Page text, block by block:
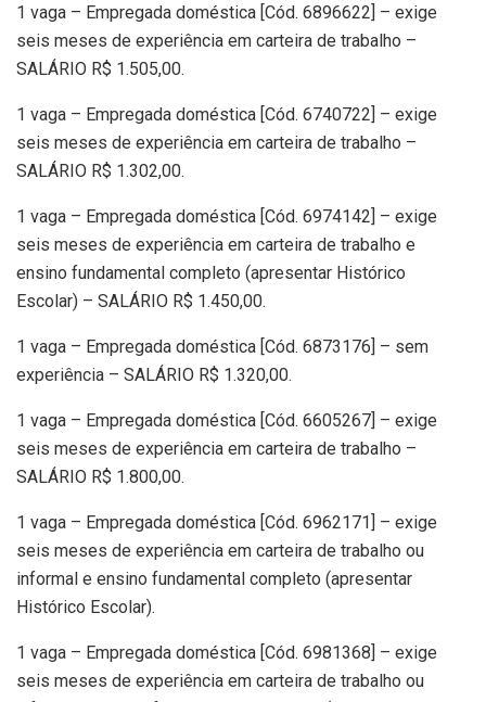
1 vaga – Empregada doméstica [Cód. 6896622] – exige
seis meses de experiência em carteira de trabalho –
SALÁRIO R$ 1.505,00.
1 vaga – Empregada doméstica [Cód. 6740722] – exige
seis meses de experiência em carteira de trabalho –
SALÁRIO R$ 1.302,00.
1 vaga – Empregada doméstica [Cód. 6974142] – exige
seis meses de experiência em carteira de trabalho e
ensino fundamental completo (apresentar Histórico
Escolar) – SALÁRIO R$ 1.450,00.
1 vaga – Empregada doméstica [Cód. 6873176] – sem
experiência – SALÁRIO R$ 1.320,00.
1 vaga – Empregada doméstica [Cód. 6605267] – exige
seis meses de experiência em carteira de trabalho –
SALÁRIO R$ 1.800,00.
1 vaga – Empregada doméstica [Cód. 6962171] – exige
seis meses de experiência em carteira de trabalho ou
informal e ensino fundamental completo (apresentar
Histórico Escolar).
1 vaga – Empregada doméstica [Cód. 6981368] – exige
seis meses de experiência em carteira de trabalho ou